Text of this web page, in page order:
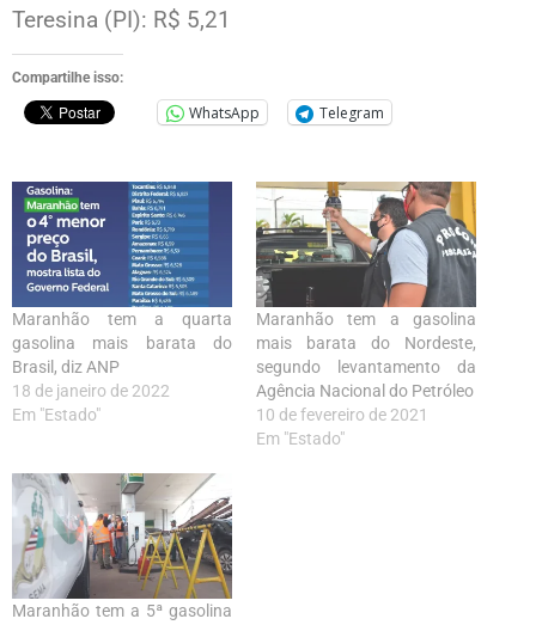
Teresina (PI): R$ 5,21
Compartilhe isso:
WhatsApp Telegram
Maranhão tem a quarta
gasolina mais barata do
Brasil, diz ANP
18 de janeiro de 2022
Em "Estado"
Maranhão tem a gasolina
mais barata do Nordeste,
segundo levantamento da
Agência Nacional do Petróleo
10 de fevereiro de 2021
Em "Estado"
Maranhão tem a 5ª gasolina